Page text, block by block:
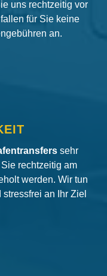
uns rechtzeitig vor
für Sie keine
an.
sehr
rechtzeitig am
werden. Wir tun
an Ihr Ziel